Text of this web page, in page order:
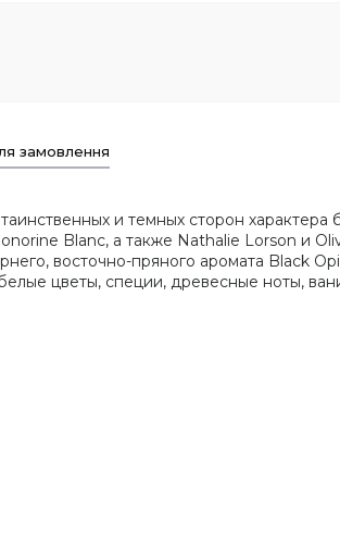
замовлення
и темных сторон
Blanc, а также Nathalie Lorson и
восточно-пряного аромата Black
цветы, специи, древесные ноты,